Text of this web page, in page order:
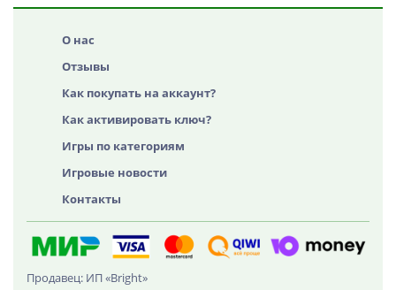
О нас
Отзывы
Как покупать на аккаунт?
Как активировать ключ?
Игры по категориям
Игровые новости
Контакты
Продавец: ИП «Bright»